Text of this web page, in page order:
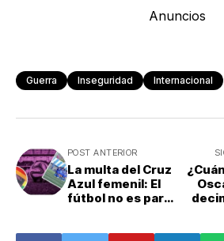
Anuncios
Guerra Inseguridad Internacional
POST ANTERIOR
La multa del Cruz
Azul femenil: El
fútbol no es para